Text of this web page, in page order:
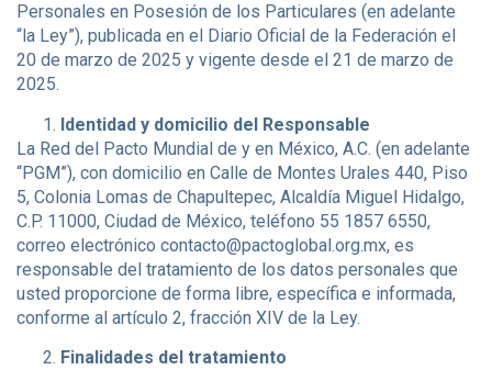
Personales en Posesión de los Particulares (en adelante
“la Ley”), publicada en el Diario Oficial de la Federación el
20 de marzo de 2025 y vigente desde el 21 de marzo de
2025.
Identidad y domicilio del Responsable
La Red del Pacto Mundial de y en México, A.C. (en adelante
“PGM”), con domicilio en Calle de Montes Urales 440, Piso
5, Colonia Lomas de Chapultepec, Alcaldía Miguel Hidalgo,
C.P. 11000, Ciudad de México, teléfono 55 1857 6550,
correo electrónico contacto@pactoglobal.org.mx, es
responsable del tratamiento de los datos personales que
usted proporcione de forma libre, específica e informada,
conforme al artículo 2, fracción XIV de la Ley.
Finalidades del tratamiento